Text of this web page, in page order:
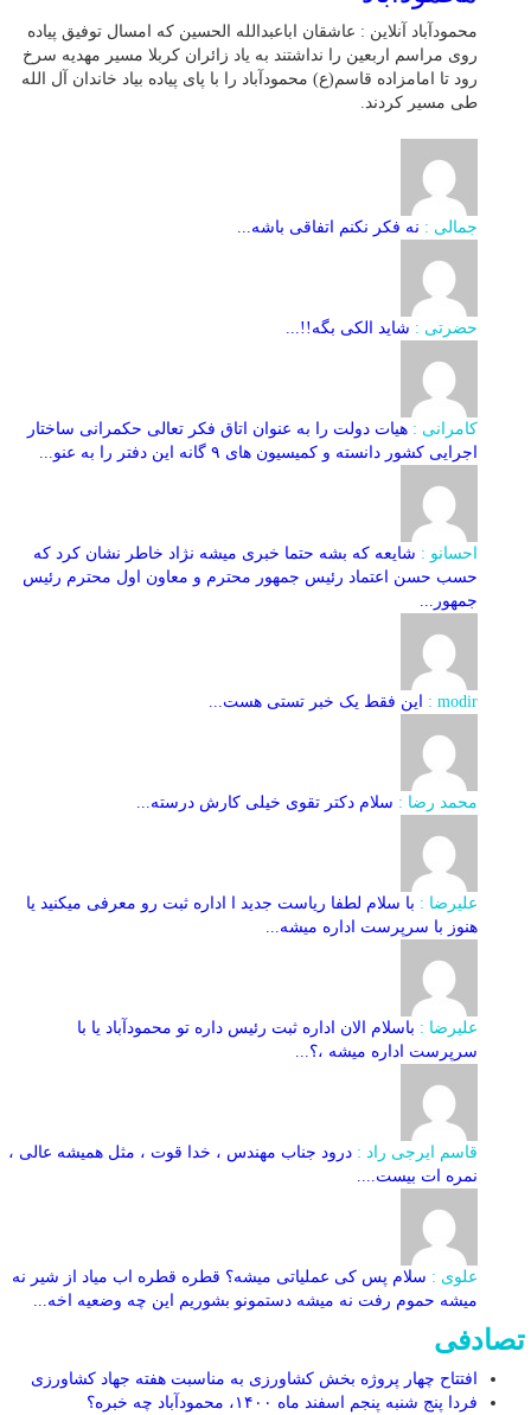
محمودآباد آنلاین : عاشقان اباعبدالله الحسین که امسال توفیق پیاده
روی مراسم اربعین را نداشتند به یاد زائران کربلا مسیر مهدیه سرخ
رود تا امامزاده قاسم(ع) محمودآباد را با پای پیاده بیاد خاندان آل الله
طی مسیر کردند.
جمالی : نه فکر نکنم اتفاقی باشه...
حضرتی : شاید الکی بگه!!...
کامرانی : هیات دولت را به عنوان اتاق فکر تعالی حکمرانی ساختار
اجرایی کشور دانسته و کمیسیون های ۹ گانه این دفتر را به عنو...
احسانو : شایعه که بشه حتما خبری میشه نژاد خاطر نشان کرد که
حسب حسن اعتماد رئیس جمهور محترم و معاون اول محترم رئیس
جمهور...
modir : این فقط یک خبر تستی هست...
محمد رضا : سلام دکتر تقوی خیلی کارش درسته...
علیرضا : با سلام لطفا ریاست جدید ا اداره ثبت‌ رو معرفی میکنید یا
هنوز با سرپرست اداره‌ میشه...
علیرضا : باسلام الان اداره ثبت رئیس داره تو محمودآباد یا با
سرپرست اداره میشه ،؟...
قاسم ایرجی راد : درود جناب مهندس ، خدا قوت ، مثل همیشه عالی ،
نمره ات بیست....
علوی : سلام پس کی عملیاتی میشه؟ قطره قطره اب میاد از شیر نه
میشه حموم رفت نه میشه دستمونو بشوریم این چه وضعیه اخه...
تصادفی
افتتاح چهار پروژه بخش کشاورزی به مناسبت هفته جهاد کشاورزی
فردا پنج شنبه پنجم اسفند ماه ۱۴۰۰، محمودآباد چه خبره؟